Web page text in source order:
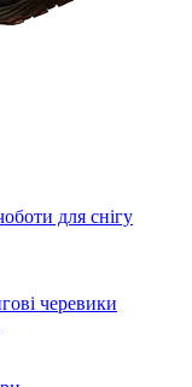
для снігу
черевики